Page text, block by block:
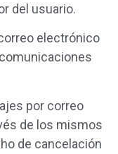
del usuario.
electrónico
por correo
de los mismos
de cancelación